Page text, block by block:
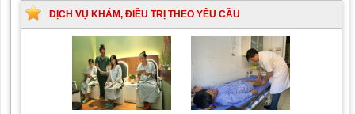
bất
đồng
nhóm
DỊCH VỤ KHÁM, ĐIỀU TRỊ THEO YÊU CẦU